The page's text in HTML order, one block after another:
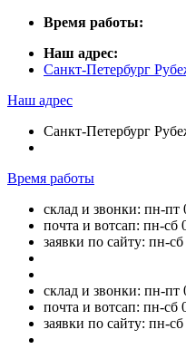
Время работы:
Наш адрес:
Санкт-Петербург
Наш адрес
Санкт-Петербург
Время работы
склад и звонки: пн-пт
почта и вотсап: пн-сб
заявки по сайту: пн-
склад и звонки: пн-пт
почта и вотсап: пн-сб
заявки по сайту: пн-